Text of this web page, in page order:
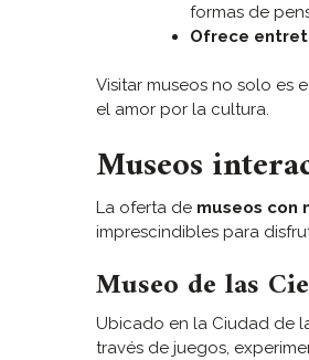
formas de
Ofrece
Visitar museos no solo es
el amor por la cultura.
Museos
La oferta de museos con
imprescindibles para
Museo de las
Ubicado en la Ciudad de
través de juegos,